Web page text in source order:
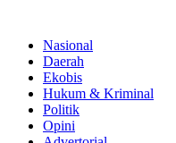
Nasional
Daerah
Ekobis
Hukum & Kriminal
Politik
Opini